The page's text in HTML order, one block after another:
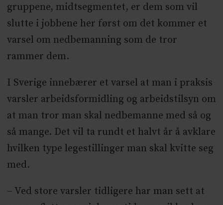
gruppene, midtsegmentet, er dem som vil
slutte i jobbene her først om det kommer et
varsel om nedbemanning som de tror
rammer dem.
I Sverige innebærer et varsel at man i praksis
varsler arbeidsformidling og arbeidstilsyn om
at man tror man skal nedbemanne med så og
så mange. Det vil ta rundt et halvt år å avklare
hvilken type legestillinger man skal kvitte seg
med.
– Ved store varsler tidligere har man sett at